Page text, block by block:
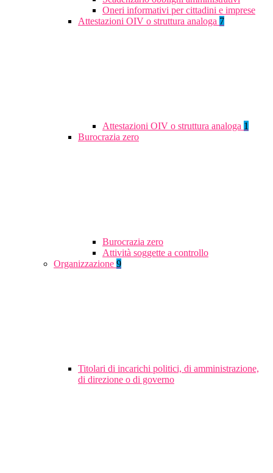
Oneri informativi per cittadini e imprese
Attestazioni OIV o struttura analoga 7
Attestazioni OIV o struttura analoga 1
Burocrazia zero
Burocrazia zero
Attività soggette a controllo
Organizzazione 9
Titolari di incarichi politici, di amministrazione,
di direzione o di governo